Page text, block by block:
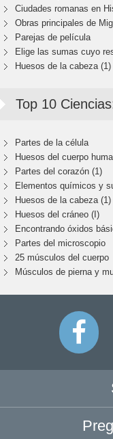
Ciudades romanas en
Obras principales de
Parejas de película
Elige las sumas cuyo
Huesos de la cabeza (1)
Top 10
Partes de la célula
Huesos del cuerpo
Partes del corazón (1)
Elementos químicos y
Huesos de la cabeza (1)
Huesos del cráneo (I)
Encontrando óxidos
Partes del microscopio
25 músculos del cuerpo
Músculos de pierna y